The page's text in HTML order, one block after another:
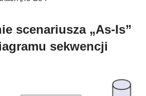
scenariusza „As-Is”
sekwencji